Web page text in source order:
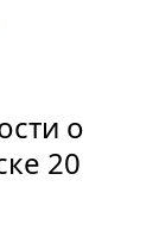
о
20